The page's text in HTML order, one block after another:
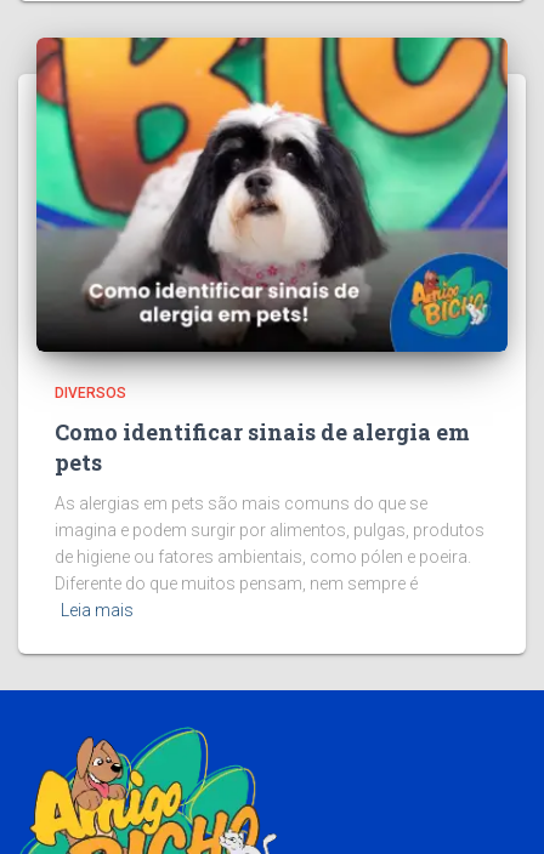
DIVERSOS
Como identificar sinais de alergia em
pets
As alergias em pets são mais comuns do que se
imagina e podem surgir por alimentos, pulgas, produtos
de higiene ou fatores ambientais, como pólen e poeira.
Diferente do que muitos pensam, nem sempre é
Leia mais